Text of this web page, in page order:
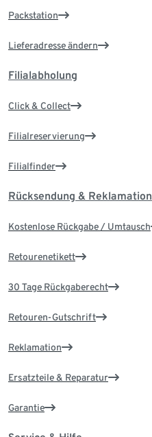
Packstation
Lieferadresse ändern
Filialabholung
Click & Collect
Filialreservierung
Filialfinder
Rücksendung & Reklamation
Kostenlose Rückgabe / Umtausch
Retourenetikett
30 Tage Rückgaberecht
Retouren-Gutschrift
Reklamation
Ersatzteile & Reparatur
Garantie